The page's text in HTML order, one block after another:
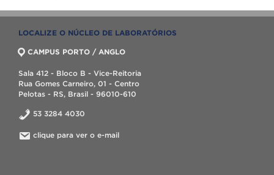
LOCALIZE O NÚCLEO DE LABORATÓRIOS
CAMPUS PORTO / ANGLO
Sala 412 - Bloco B - Vice-Reitoria
Rua Gomes Carneiro, 01 - Centro
Pelotas - RS, Brasil - 96010-610
53 3284 4030
clique para ver o e-mail